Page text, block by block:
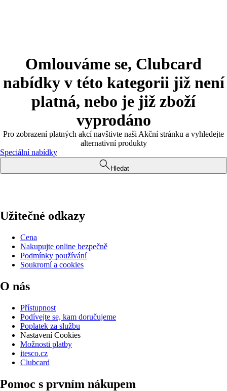
Omlouváme se, Clubcard
nabídky v této kategorii již není
platná, nebo je již zboží
vyprodáno
Pro zobrazení platných akcí navštivte naši Akční stránku a vyhledejte
alternativní produkty
Speciální nabídky
Hledat
Užitečné odkazy
Cena
Nakupujte online bezpečně
Podmínky používání
Soukromí a cookies
O nás
Přístupnost
Podívejte se, kam doručujeme
Poplatek za službu
Nastavení Cookies
Možnosti platby
itesco.cz
Clubcard
Pomoc s prvním nákupem